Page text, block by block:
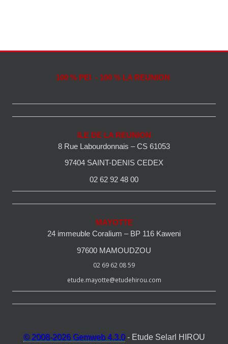
100 % PEI - 100 % LA REUNION
ILE DE LA REUNION
8 Rue Labourdonnais – CS 61053
97404 SAINT-DENIS CEDEX
02 62 92 48 00
MAYOTTE
24 immeuble Coralium – BP 116 Kaweni
97600 MAMOUDZOU
02 69 62 08 59
etude.mayotte@etudehirou.com
© 2008-2026 Gemweb 4.3.0- Etude Selarl HIROU